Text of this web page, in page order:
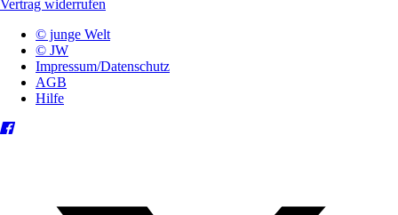
Vertrag widerrufen
© junge Welt
© JW
Impressum/Datenschutz
AGB
Hilfe